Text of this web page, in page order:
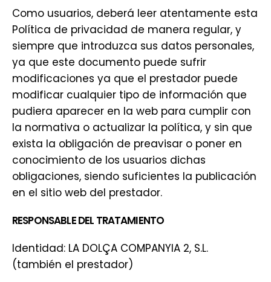
Como usuarios, deberá leer atentamente esta
Política de privacidad de manera regular, y
siempre que introduzca sus datos personales,
ya que este documento puede sufrir
modificaciones ya que el prestador puede
modificar cualquier tipo de información que
pudiera aparecer en la web para cumplir con
la normativa o actualizar la política, y sin que
exista la obligación de preavisar o poner en
conocimiento de los usuarios dichas
obligaciones, siendo suficientes la publicación
en el sitio web del prestador.
RESPONSABLE DEL TRATAMIENTO
Identidad: LA DOLÇA COMPANYIA 2, S.L.
(también el prestador)